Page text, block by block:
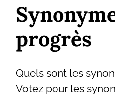
progrès
Quels sont les
Votez pour les